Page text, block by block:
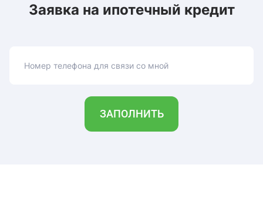
Заявка на ипотечный кредит
Номер телефона для связи со мной
ЗАПОЛНИТЬ